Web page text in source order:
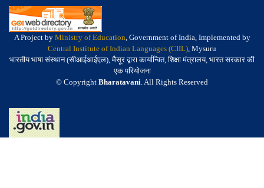
A Project by Ministry of Education, Government of India, Implemented by
Central Institute of Indian Languages (CIIL), Mysuru
भारतीय भाषा संस्थान (सीआईआईएल), मैसूर द्वारा कार्यान्वित, शिक्षा मंत्रालय, भारत सरकार की
एक परियोजना
© Copyright Bharatavani. All Rights Reserved